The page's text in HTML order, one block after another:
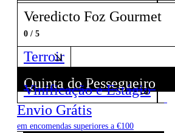
Veredicto Foz Gourmet
0 / 5
Terroir
Quinta do Pessegueiro
Descubra todos os Vinhos deste Produtor!
Vinificação e Estágio
Envio Grátis
em encomendas superiores a €100